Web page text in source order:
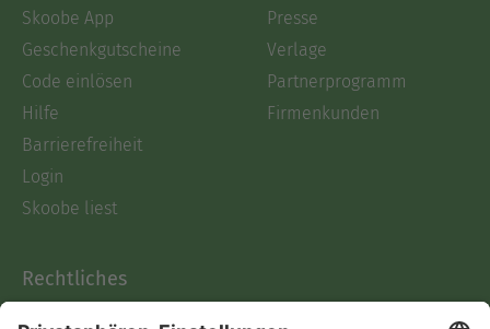
Skoobe App
Geschenkgutscheine
Code einlösen
Hilfe
Barrierefreiheit
Login
Skoobe liest
Presse
Verlage
Partnerprogramm
Firmenkunden
Rechtliches